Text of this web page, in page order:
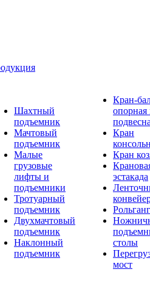
Шахтный
подъемник
Мачтовый
подъемник
Малые
грузовые
лифты и
подъемники
Тротуарный
подъемник
Двухмачтовый
подъемник
Наклонный
подъемник
Кран-
опорная
Кран
Кран
эстакада
столы
мост